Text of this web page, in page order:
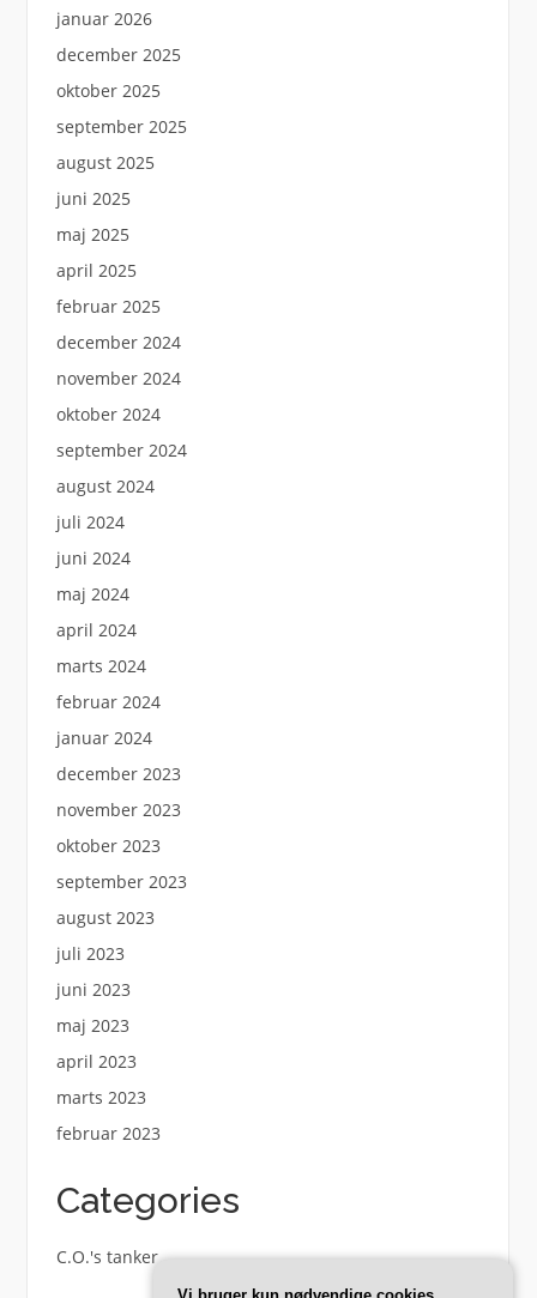
januar 2026
december 2025
oktober 2025
september 2025
august 2025
juni 2025
maj 2025
april 2025
februar 2025
december 2024
november 2024
oktober 2024
september 2024
august 2024
juli 2024
juni 2024
maj 2024
april 2024
marts 2024
februar 2024
januar 2024
december 2023
november 2023
oktober 2023
september 2023
august 2023
juli 2023
juni 2023
maj 2023
april 2023
marts 2023
februar 2023
Categories
C.O.'s tanker